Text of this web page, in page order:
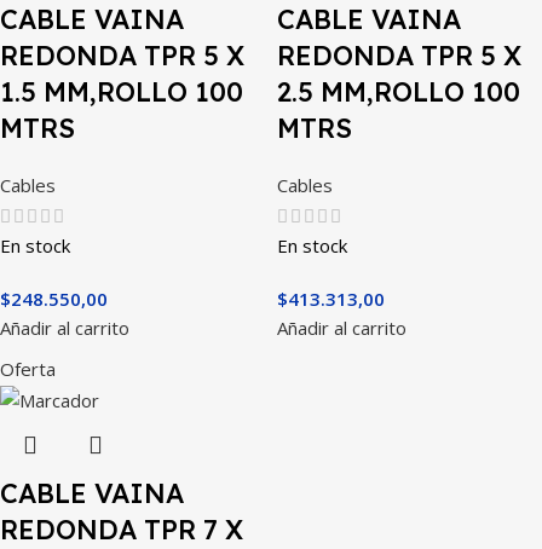
CABLE VAINA
REDONDA TPR 5 X
1.5 MM,ROLLO 100
MTRS
Cables
En stock
$248.550,00
Añadir al carrito
CABLE VAINA
REDONDA TPR 5 X
2.5 MM,ROLLO 100
MTRS
Cables
En stock
$413.313,00
Añadir al carrito
Oferta
CABLE VAINA
REDONDA TPR 7 X